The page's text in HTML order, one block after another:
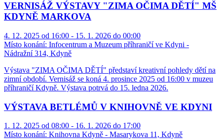
VERNISÁŽ VÝSTAVY "ZIMA OČIMA DĚTÍ" MŠ
KDYNĚ MARKOVA
4. 12. 2025 od 16:00 - 15. 1. 2026 do 00:00
Místo konání: Infocentrum a Muzeum příhraničí ve Kdyni -
Nádražní 314, Kdyně
Výstava "ZIMA OČIMA DĚTÍ" představí kreativní pohledy dětí na
zimní období. Vernisáž se koná 4. prosince 2025 od 16:00 v muzeu
příhraničí Kdyně. Výstava potrvá do 15. ledna 2026.
VÝSTAVA BETLÉMŮ V KNIHOVNĚ VE KDYNI
1. 12. 2025 od 08:00 - 16. 1. 2026 do 17:00
Místo konání: Knihovna Kdyně - Masarykova 11, Kdyně